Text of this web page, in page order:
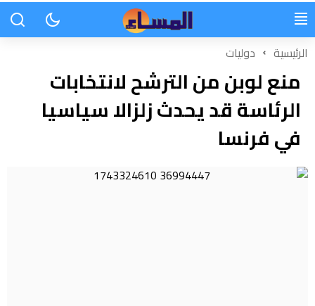
الرئيسية دوليات
منع لوبن من الترشح لانتخابات
الرئاسة قد يحدث زلزالا سياسيا
في فرنسا